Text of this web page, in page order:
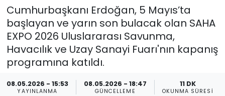
Cumhurbaşkanı Erdoğan, 5 Mayıs’ta
başlayan ve yarın son bulacak olan SAHA
EXPO 2026 Uluslararası Savunma,
Havacılık ve Uzay Sanayi Fuarı'nın kapanış
programına katıldı.
08.05.2026 - 15:53
YAYINLANMA
08.05.2026 - 18:47
GÜNCELLEME
11 DK
OKUNMA SÜRESI